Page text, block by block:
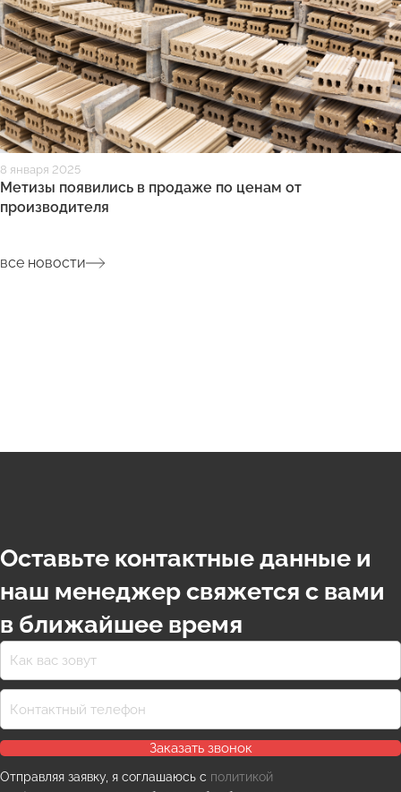
8 января 2025
Метизы появились в продаже по ценам от
производителя
все новости
Оставьте контактные данные и
наш менеджер свяжется с вами
в ближайшее время
Заказать звонок
Отправляя заявку, я соглашаюсь с политикой